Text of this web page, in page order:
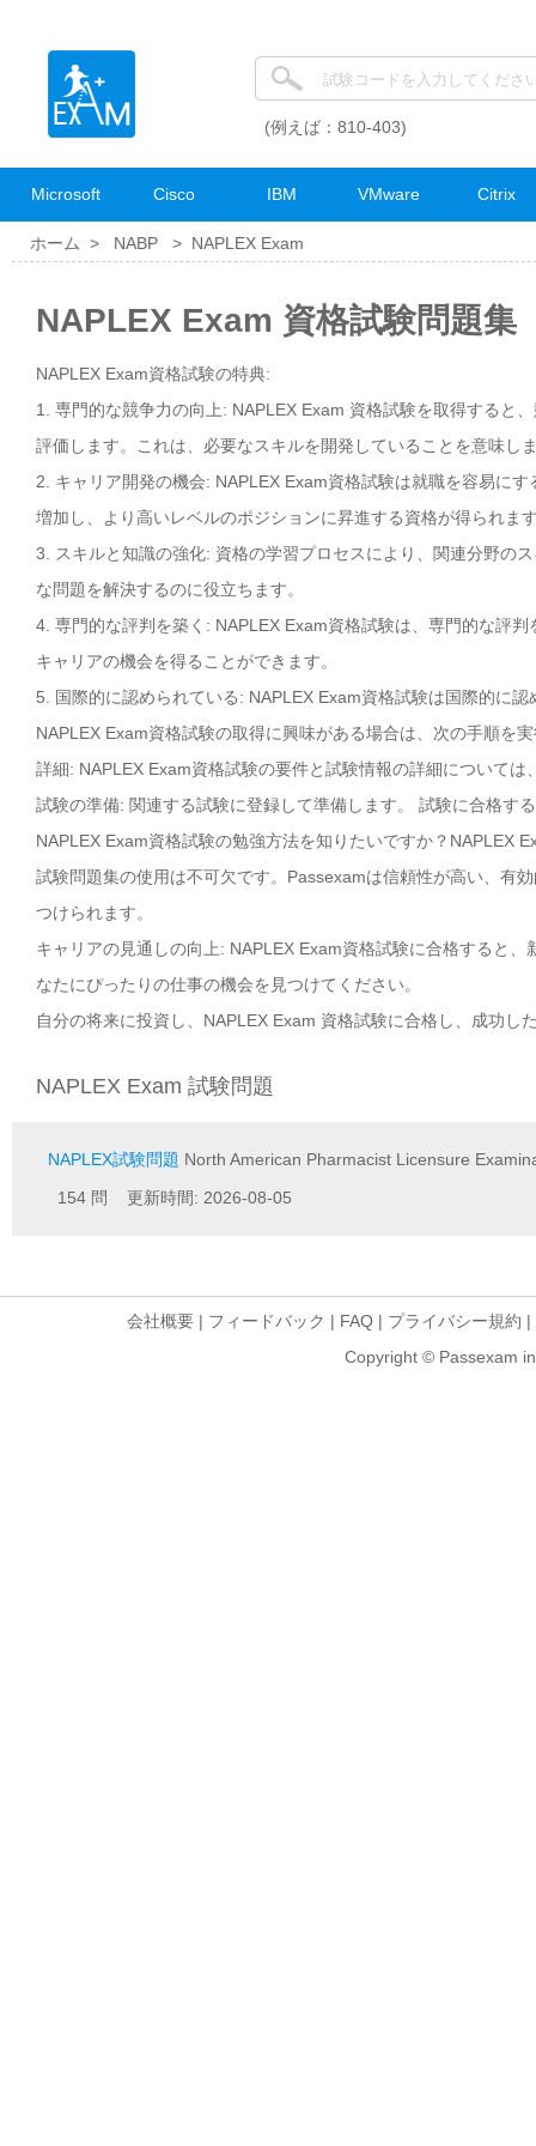
(例えば：810-403)
Microsoft Cisco IBM VMware Citrix
ホーム > NABP > NAPLEX Exam
NAPLEX Exam 資格試験問題集
NAPLEX Exam資格試験の特典:
1. 専門的な競争力の向上: NAPLEX Exam 資格試験を取得すると
評価します。これは、必要なスキルを開発していることを意味し
2. キャリア開発の機会: NAPLEX Exam資格試験は就職を容易に
増加し、より高いレベルのポジションに昇進する資格が得られま
3. スキルと知識の強化: 資格の学習プロセスにより、関連分野の
な問題を解決するのに役立ちます。
4. 専門的な評判を築く: NAPLEX Exam資格試験は、専門的な評
キャリアの機会を得ることができます。
5. 国際的に認められている: NAPLEX Exam資格試験は国際的に
NAPLEX Exam資格試験の取得に興味がある場合は、次の手順を
詳細: NAPLEX Exam資格試験の要件と試験情報の詳細について
試験の準備: 関連する試験に登録して準備します。 試験に合格す
NAPLEX Exam資格試験の勉強方法を知りたいですか？NAPLEX
試験問題集の使用は不可欠です。Passexamは信頼性が高い、有
つけられます。
キャリアの見通しの向上: NAPLEX Exam資格試験に合格すると
なたにぴったりの仕事の機会を見つけてください。
自分の将来に投資し、NAPLEX Exam 資格試験に合格し、成功し
NAPLEX Exam 試験問題
NAPLEX試験問題 North American Pharmacist Licensure
154 問 更新時間: 2026-08-05
会社概要 | フィードバック | FAQ | プライバシー規約 |
Copyright © Passexam